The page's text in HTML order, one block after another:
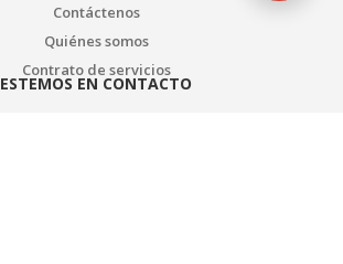
Contáctenos
Quiénes somos
Contrato de servicios
ESTEMOS EN CONTACTO